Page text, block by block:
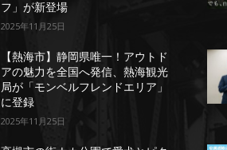
フ」が新登場
2025年11月25日
【熱海市】静岡県唯一！アウトド
アの魅力を全国へ発信、熱海観光
局が「モンベルフレンドエリア」
に登録
2025年11月25日